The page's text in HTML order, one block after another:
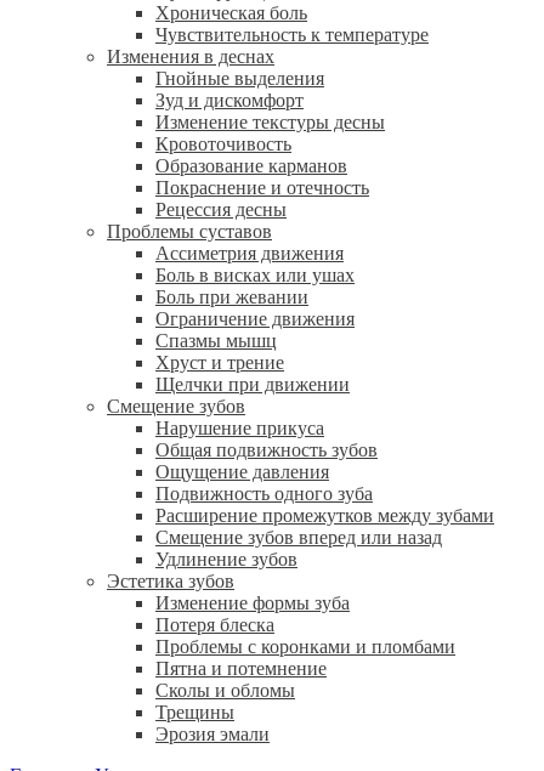
Хроническая боль
Чувствительность к температуре
Изменения в деснах
Гнойные выделения
Зуд и дискомфорт
Изменение текстуры десны
Кровоточивость
Образование карманов
Покраснение и отечность
Рецессия десны
Проблемы суставов
Ассиметрия движения
Боль в висках или ушах
Боль при жевании
Ограничение движения
Спазмы мышц
Хруст и трение
Щелчки при движении
Смещение зубов
Нарушение прикуса
Общая подвижность зубов
Ощущение давления
Подвижность одного зуба
Расширение промежутков между зубами
Смещение зубов вперед или назад
Удлинение зубов
Эстетика зубов
Изменение формы зуба
Потеря блеска
Проблемы с коронками и пломбами
Пятна и потемнение
Сколы и обломы
Трещины
Эрозия эмали